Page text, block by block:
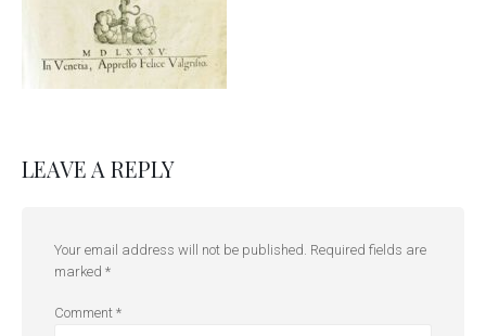
LEAVE A REPLY
Your email address will not be published. Required fields are
marked *
Comment *